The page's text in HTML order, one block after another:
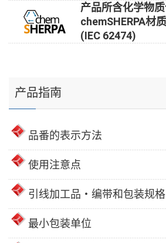
产品所含化学物
chemSHERPA材
(IEC 62474)
产品指南
品番的表示方法
使用注意点
引线加工品・编带和包装规格
最小包装单位